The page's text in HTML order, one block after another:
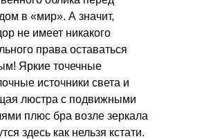
в «мир». А значит,
не имеет никакого
права оставаться
Яркие точечные
источники света и
люстра с подвижными
плюс бра возле зеркала
здесь как нельзя кстати.